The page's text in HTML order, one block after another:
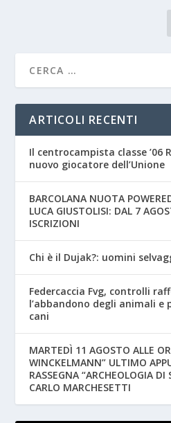
ARTICOLI RECENTI
Il centrocampista classe ’06
nuovo giocatore dell’Unione
BARCOLANA NUOTA
LUCA GIUSTOLISI: DAL 7
ISCRIZIONI
Chi è il Dujak?: uomini
Federcaccia Fvg, controlli
l’abbandono degli animali e
cani
MARTEDÌ 11 AGOSTO ALLE
WINCKELMANN” ULTIMO
RASSEGNA “ARCHEOLOGIA
CARLO MARCHESETTI